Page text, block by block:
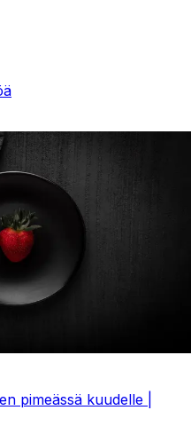
pimeässä kuudelle |